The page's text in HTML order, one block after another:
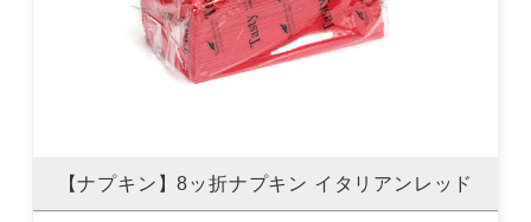
【ナプキン】8ッ折ナプキン イタリアンレッド